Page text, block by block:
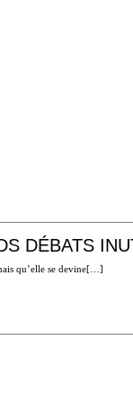
DÉBATS
qu’elle se devine[…]